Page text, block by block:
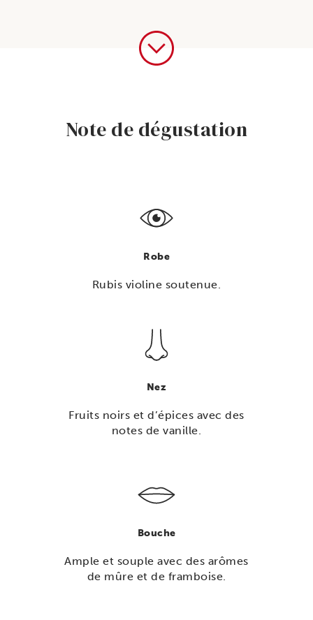
Note de dégustation
Robe
Rubis violine soutenue.
Nez
Fruits noirs et d’épices avec des
notes de vanille.
Bouche
Ample et souple avec des arômes
de mûre et de framboise.